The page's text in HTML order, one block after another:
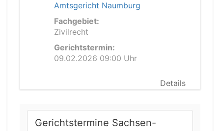
Amtsgericht Naumburg
Fachgebiet:
Zivilrecht
Gerichtstermin:
09.02.2026 09:00 Uhr
Details
Gerichtstermine Sachsen-